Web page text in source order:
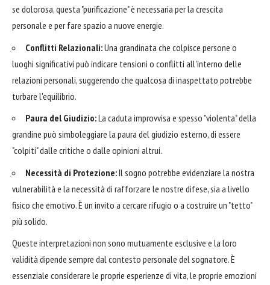
se dolorosa, questa "purificazione" è necessaria per la crescita
personale e per fare spazio a nuove energie.
Conflitti Relazionali:Una grandinata che colpisce persone o
luoghi significativi può indicare tensioni o conflitti all'interno delle
relazioni personali, suggerendo che qualcosa di inaspettato potrebbe
turbare l'equilibrio.
Paura del Giudizio:La caduta improvvisa e spesso "violenta" della
grandine può simboleggiare la paura del giudizio esterno, di essere
"colpiti" dalle critiche o dalle opinioni altrui.
Necessità di Protezione:Il sogno potrebbe evidenziare la nostra
vulnerabilità e la necessità di rafforzare le nostre difese, sia a livello
fisico che emotivo. È un invito a cercare rifugio o a costruire un "tetto"
più solido.
Queste interpretazioni non sono mutuamente esclusive e la loro
validità dipende sempre dal contesto personale del sognatore. È
essenziale considerare le proprie esperienze di vita, le proprie emozioni